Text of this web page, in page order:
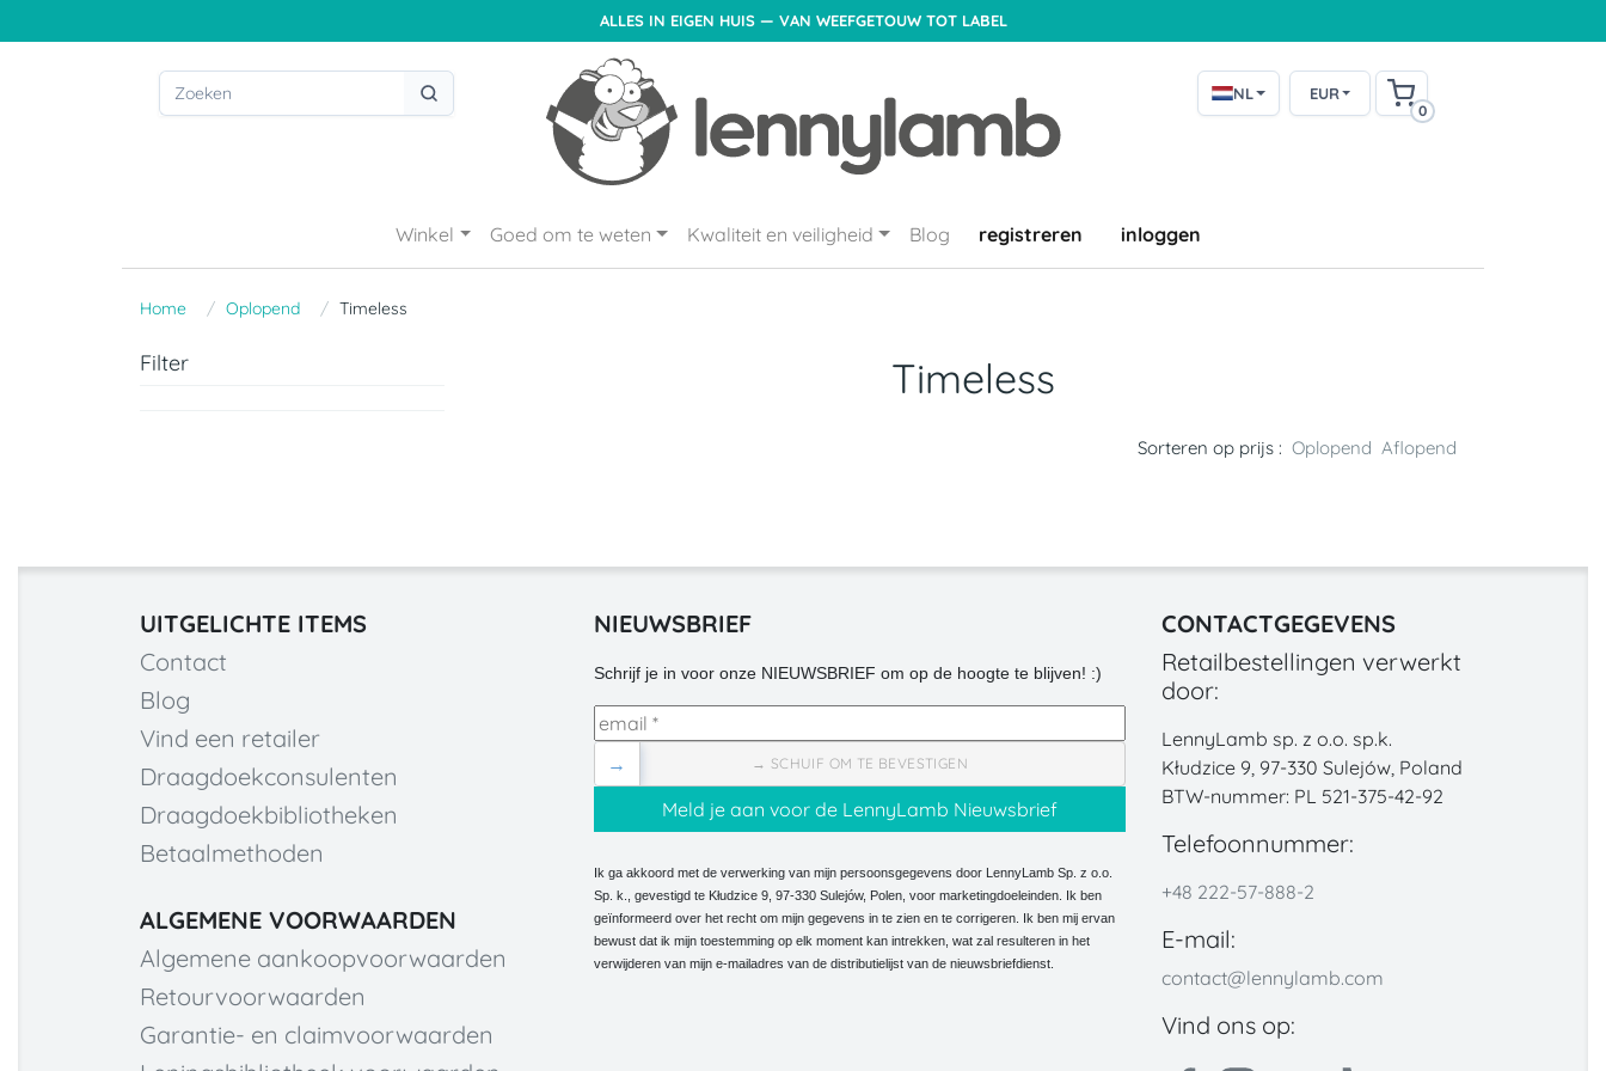
ALLES IN EIGEN HUIS — VAN WEEFGETOUW TOT LABEL
NL EUR
0
Winkel Goed om te weten Kwaliteit en veiligheid Blog registreren inloggen
Home Oplopend Timeless
Filter Timeless
Sorteren op prijs : Oplopend Aflopend
UITGELICHTE ITEMS
Contact
Blog
Vind een retailer
Draagdoekconsulenten
Draagdoekbibliotheken
Betaalmethoden
ALGEMENE VOORWAARDEN
Algemene aankoopvoorwaarden
Retourvoorwaarden
Garantie- en claimvoorwaarden
NIEUWSBRIEF
Schrijf je in voor onze NIEUWSBRIEF om op de hoogte te blijven! :)
→ SCHUIF OM TE BEVESTIGEN
→
Ik ga akkoord met de verwerking van mijn persoonsgegevens door LennyLamb Sp. z o.o.
Sp. k., gevestigd te Kłudzice 9, 97-330 Sulejów, Polen, voor marketingdoeleinden. Ik ben
geïnformeerd over het recht om mijn gegevens in te zien en te corrigeren. Ik ben mij ervan
bewust dat ik mijn toestemming op elk moment kan intrekken, wat zal resulteren in het
verwijderen van mijn e-mailadres van de distributielijst van de nieuwsbriefdienst.
CONTACTGEGEVENS
Retailbestellingen verwerkt
door:
LennyLamb sp. z o.o. sp.k.
Kłudzice 9, 97-330 Sulejów, Poland
BTW-nummer: PL 521-375-42-92
Telefoonnummer:
+48 222-57-888-2
E-mail:
contact@lennylamb.com
Vind ons op: